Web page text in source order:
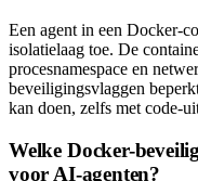
Een agent in een Docker-
isolatielaag toe. De
procesnamespace en
beveiligingsvlaggen
kan doen, zelfs met code-
Welke Docker-
voor AI-agenten?